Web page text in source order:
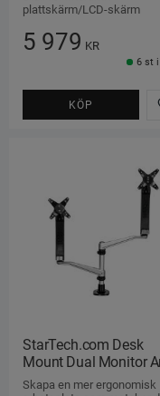
plattskärm/LCD-skärm
5 979 KR
6 st
KÖP
StarTech.com Desk
Mount Dual Monitor
Skapa en mer ergonomisk